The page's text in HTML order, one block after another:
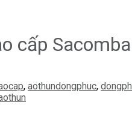
cấp
, aothundongphuc,